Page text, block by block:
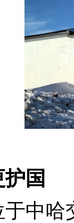
国
中哈